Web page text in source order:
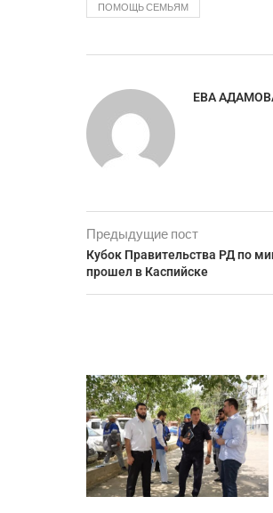
ПОМОЩЬ СЕМЬЯМ
ЕВА
Предыдущие пост
Кубок Правительства РД по
прошел в Каспийске⠀